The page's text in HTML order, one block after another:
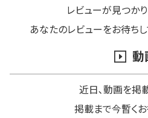
レビューが見つかり
あなたのレビューをお待ち
動
近日､動画を掲
掲載まで今暫くお